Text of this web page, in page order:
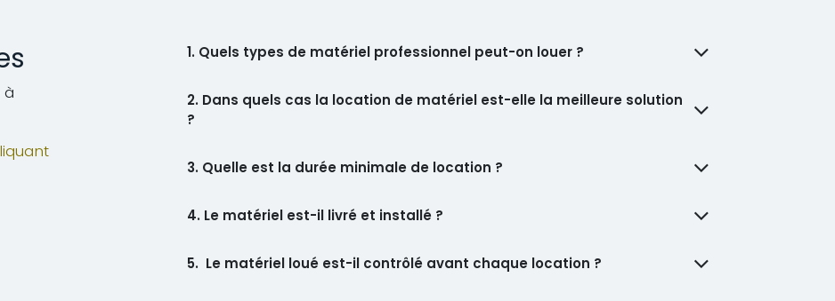
à
1. Quels types de matériel professionnel peut-on louer ?
2. Dans quels cas la location de matériel est-elle la meilleure solution
?
3. Quelle est la durée minimale de location ?
4. Le matériel est-il livré et installé ?
5. Le matériel loué est-il contrôlé avant chaque location ?